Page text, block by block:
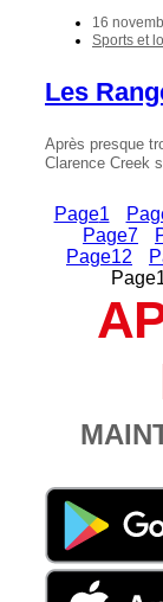
16
Sports et
Les
Après presque
Clarence Creek
Page1
Page7
Page12
Page